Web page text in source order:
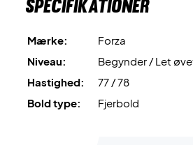
Specifikationer
Mærke:
Forza
Niveau:
Begynder / Let
Hastighed:
77 / 78
Bold type:
Fjerbold